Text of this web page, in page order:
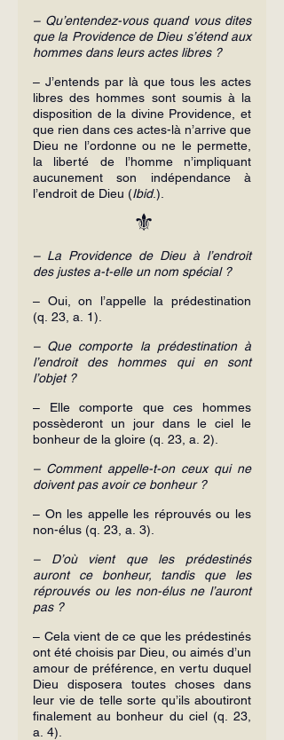
– Qu’entendez-vous quand vous dites
que la Providence de Dieu s’étend aux
hommes dans leurs actes libres ?
– J’entends par là que tous les actes
libres des hommes sont soumis à la
disposition de la divine Providence, et
que rien dans ces actes-là n’arrive que
Dieu ne l’ordonne ou ne le permette,
la liberté de l’homme n’impliquant
aucunement son indépendance à
l’endroit de Dieu (Ibid.).
⚜️
– La Providence de Dieu à l’endroit
des justes a-t-elle un nom spécial ?
– Oui, on l’appelle la prédestination
(q. 23, a. 1).
– Que comporte la prédestination à
l’endroit des hommes qui en sont
l’objet ?
– Elle comporte que ces hommes
possèderont un jour dans le ciel le
bonheur de la gloire (q. 23, a. 2).
– Comment appelle-t-on ceux qui ne
doivent pas avoir ce bonheur ?
– On les appelle les réprouvés ou les
non-élus (q. 23, a. 3).
– D’où vient que les prédestinés
auront ce bonheur, tandis que les
réprouvés ou les non-élus ne l’auront
pas ?
– Cela vient de ce que les prédestinés
ont été choisis par Dieu, ou aimés d’un
amour de préférence, en vertu duquel
Dieu disposera toutes choses dans
leur vie de telle sorte qu’ils aboutiront
finalement au bonheur du ciel (q. 23,
a. 4).